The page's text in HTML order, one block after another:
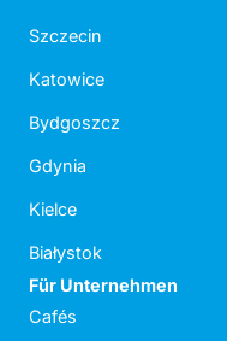
Szczecin
Katowice
Bydgoszcz
Gdynia
Kielce
Białystok
Für Unternehmen
Cafés